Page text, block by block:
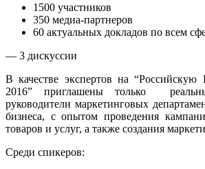
1500 участников
350 медиа-партнеров
60 актуальных докладов по всем
— 3 дискуссии
В качестве экспертов на
2016” приглашены только
руководители маркетинговых
бизнеса, с опытом проведения
товаров и услуг, а также создания
Среди спикеров: